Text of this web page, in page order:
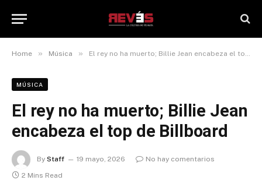
Home » Música » El rey no ha muerto; Billie Jean encabeza el top de Billboard
MÚSICA
El rey no ha muerto; Billie Jean
encabeza el top de Billboard
By Staff 19 mayo, 2026
No hay comentarios
2 Mins Read